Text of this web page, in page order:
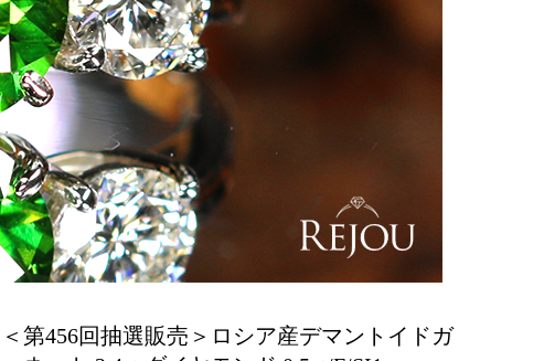
＜第456回抽選販売＞ロシア産デマントイドガ